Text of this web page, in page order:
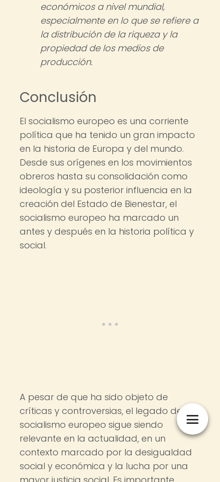
económicos a nivel mundial,
especialmente en lo que se refiere a
la distribución de la riqueza y la
propiedad de los medios de
producción.
Conclusión
El socialismo europeo es una corriente
política que ha tenido un gran impacto
en la historia de Europa y del mundo.
Desde sus orígenes en los movimientos
obreros hasta su consolidación como
ideología y su posterior influencia en la
creación del Estado de Bienestar, el
socialismo europeo ha marcado un
antes y después en la historia política y
social.
A pesar de que ha sido objeto de
críticas y controversias, el legado del
socialismo europeo sigue siendo
relevante en la actualidad, en un
contexto marcado por la desigualdad
social y económica y la lucha por una